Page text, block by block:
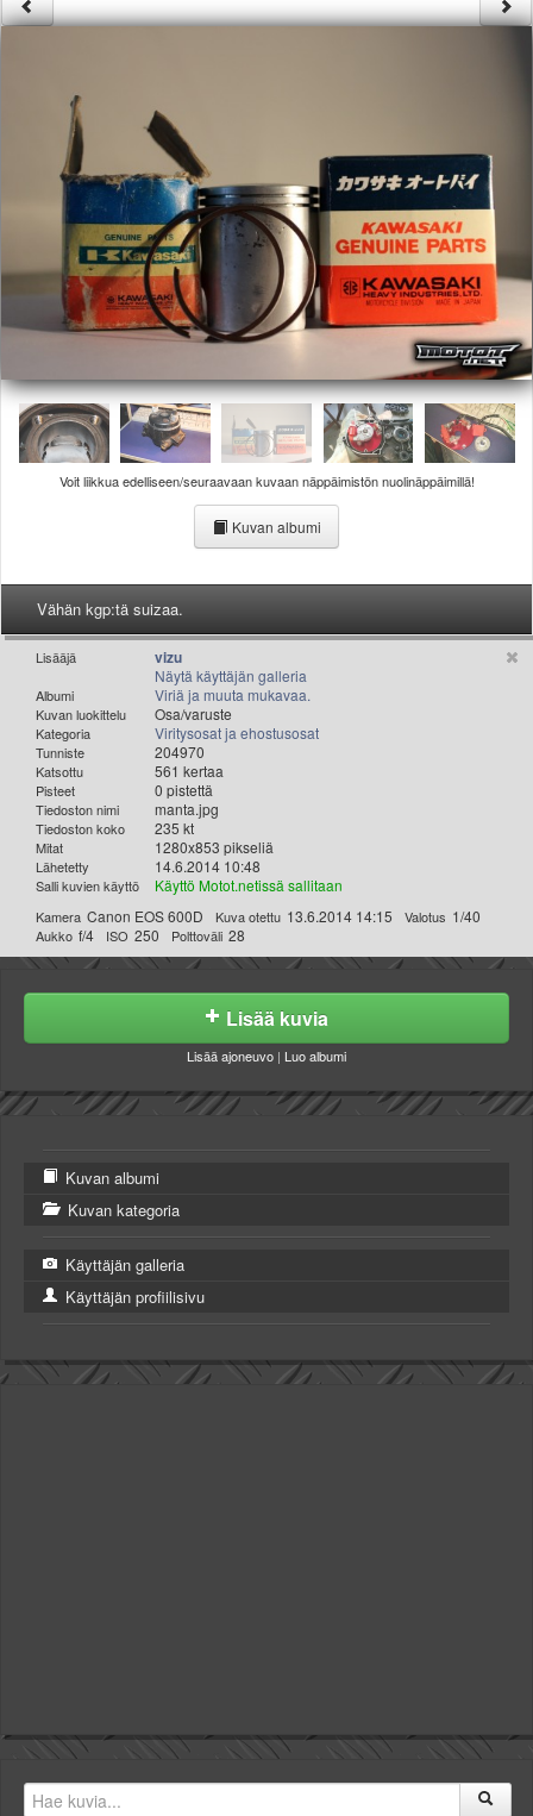
Säännöt ja ohjeet
Uudet videot
Uudet kommentit
MYYDÄÄN
Haku
Ohjeet
Ajoneuvot
Osat
TIETOPANKKI
TAPAHTUMAT
MP14 kuvia
MP13 kuvia
ACS 2015 kuvia
Lisää uusi tapahtuma
UUTISET
Tampereen sää
Turun sää
Oulun sää
Kuopion sää
Rovaniemen sää
MUUT
VIP-jäsenyys
Paidat ja vaatteet
Suunnittele oma paita
Mainostus
Palaute
Kevytversio
Voit liikkua edelliseen/seuraavaan kuvaan näppäimistön nuolinäppäimillä!
Kuvan albumi
Vähän kgp:tä suizaa.
Lisääjä vizu
Näytä käyttäjän galleria
Albumi Viriä ja muuta mukavaa.
Kuvan luokittelu Osa/varuste
Kategoria Viritysosat ja ehostusosat
Tunniste 204970
Katsottu 561 kertaa
Pisteet 0 pistettä
Tiedoston nimi manta.jpg
Tiedoston koko 235 kt
Mitat 1280x853 pikseliä
Lähetetty 14.6.2014 10:48
Salli kuvien käyttö Käyttö Motot.netissä sallitaan
Kamera Canon EOS 600D Kuva otettu 13.6.2014 14:15 Valotus 1/40
Aukko f/4 ISO 250 Polttoväli 28
Lisää kuvia
Lisää ajoneuvo | Luo albumi
Kuvan albumi
Kuvan kategoria
Käyttäjän galleria
Käyttäjän profiilisivu